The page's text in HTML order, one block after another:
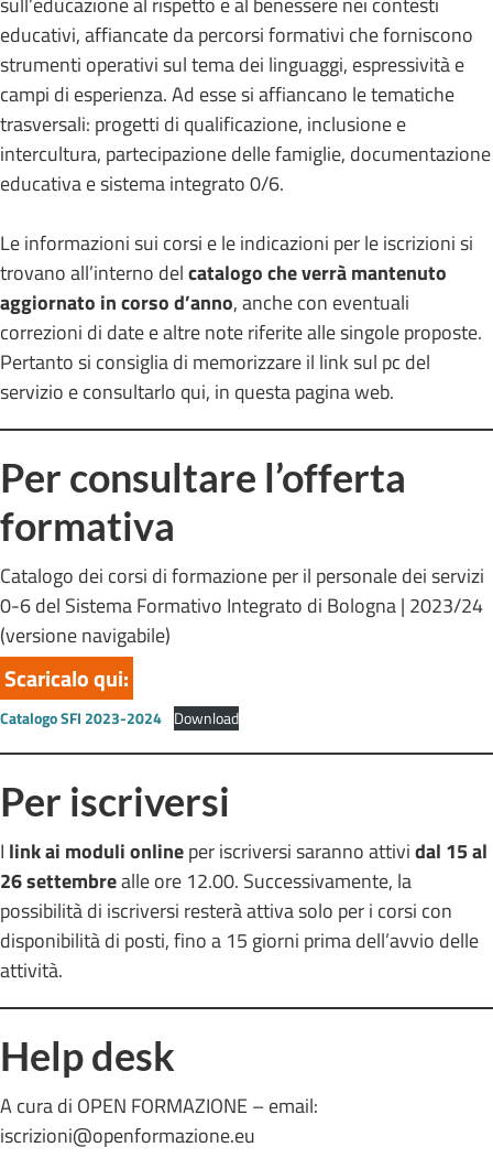
educativi, affiancate da percorsi formativi che forniscono
strumenti operativi sul tema dei linguaggi, espressività e
campi di esperienza. Ad esse si affiancano le tematiche
trasversali: progetti di qualificazione, inclusione e
intercultura, partecipazione delle famiglie, documentazione
educativa e sistema integrato 0/6.
Le informazioni sui corsi e le indicazioni per le iscrizioni si
trovano all’interno delcatalogo che verrà mantenuto
aggiornato in corso d’anno, anche con eventuali
correzioni di date e altre note riferite alle singole proposte.
Pertanto si consiglia di memorizzare il link sul pc del
servizio e consultarlo qui, in questa pagina web.
Per consultare l’offerta
formativa
Catalogo dei corsi di formazione per il personale dei servizi
0-6 del Sistema Formativo Integrato di Bologna | 2023/24
(versione navigabile)
Scaricalo qui:
Catalogo SFI 2023-2024 Download
Per iscriversi
I link ai moduli onlineper iscriversi saranno attividal 15 al
26 settembrealle ore 12.00. Successivamente, la
possibilità di iscriversi resterà attiva solo per i corsi con
disponibilità di posti, fino a 15 giorni prima dell’avvio delle
attività.
Help desk
A cura di OPEN FORMAZIONE – email:
iscrizioni@openformazione.eu